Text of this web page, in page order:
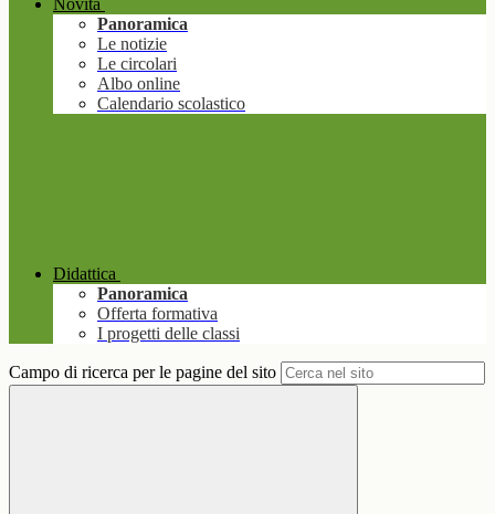
Novità
Panoramica
Le notizie
Le circolari
Albo online
Calendario scolastico
Didattica
Panoramica
Offerta formativa
I progetti delle classi
Campo di ricerca per le pagine del sito